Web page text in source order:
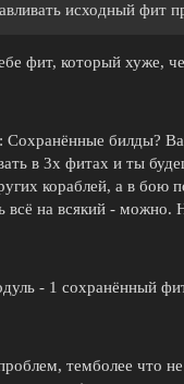
исходный фит
фит, который хуже,
Сохранённые билды?
в 3х фитах и ты
кораблей, а в бою
всё на всякий - можно.
- 1 сохранённый
темболее что